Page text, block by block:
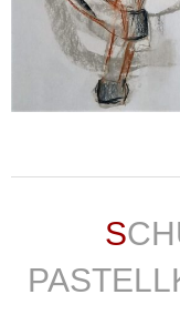
SCHÜLERARBEIT,